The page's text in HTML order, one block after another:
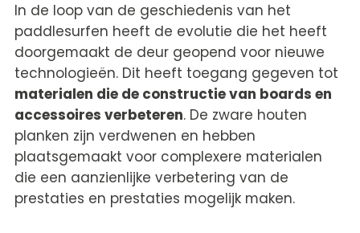
In de loop van de geschiedenis van het
paddlesurfen heeft de evolutie die het heeft
doorgemaakt de deur geopend voor nieuwe
technologieën. Dit heeft toegang gegeven tot
materialen die de constructie van boards en
accessoires verbeteren. De zware houten
planken zijn verdwenen en hebben
plaatsgemaakt voor complexere materialen
die een aanzienlijke verbetering van de
prestaties en prestaties mogelijk maken.